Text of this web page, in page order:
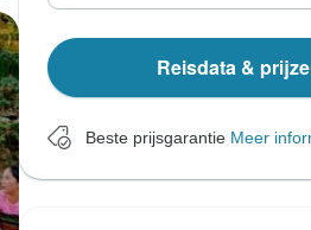
Reisdata &
Beste prijsgarantie Meer